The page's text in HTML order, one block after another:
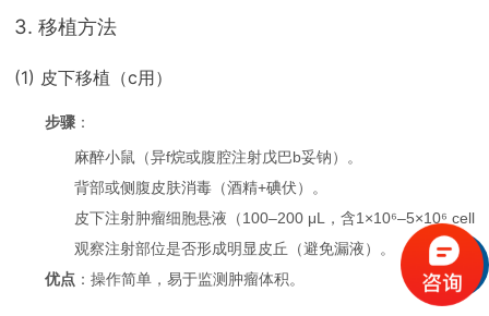
3. 移植方法
(1) 皮下移植（c用）
步骤：
麻醉小鼠（异f烷或腹腔注射戊巴b妥钠）。
背部或侧腹皮肤消毒（酒精+碘伏）。
皮下注射肿瘤细胞悬液（100–200 μL，含1×10⁶–5×10⁶ cells
观察注射部位是否形成明显皮丘（避免漏液）。
优点：操作简单，易于监测肿瘤体积。